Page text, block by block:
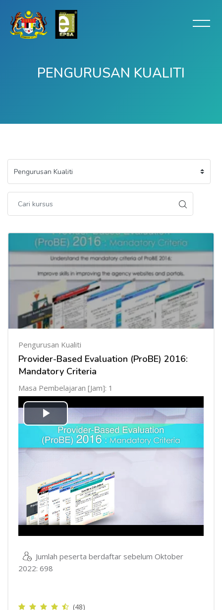
PENGURUSAN KUALITI
Pengurusan Kualiti
Provider-Based Evaluation (ProBE) 2016:
Mandatory Criteria
Masa Pembelajaran [Jam]: 1
Mainkan
Video
Jumlah peserta berdaftar sebelum Oktober
2022: 698
(48)